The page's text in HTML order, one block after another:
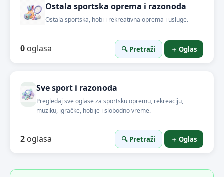
Ostala sportska oprema i razonoda
Ostala sportska, hobi i rekreativna oprema i usluge.
0 oglasa 🔍 Pretraži ＋ Oglas
Sve sport i razonoda
Pregledaj sve oglase za sportsku opremu, rekreaciju,
muziku, igračke, hobije i slobodno vreme.
2 oglasa 🔍 Pretraži ＋ Oglas